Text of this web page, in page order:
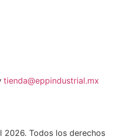
tienda@eppindustrial.mx
Todos los derechos